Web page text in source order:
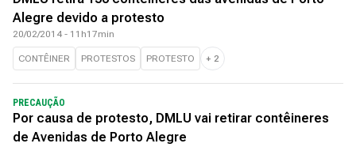
Alegre devido a protesto
20/02/2014 - 11h17min
CONTÊINER PROTESTOS PROTESTO + 2
PRECAUÇÃO
Por causa de protesto, DMLU vai retirar contêineres
de Avenidas de Porto Alegre